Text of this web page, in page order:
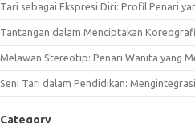
Tari sebagai Ekspresi Diri: Profil Penari
Tantangan dalam Menciptakan
Melawan Stereotip: Penari Wanita yang
Seni Tari dalam Pendidikan:
Category